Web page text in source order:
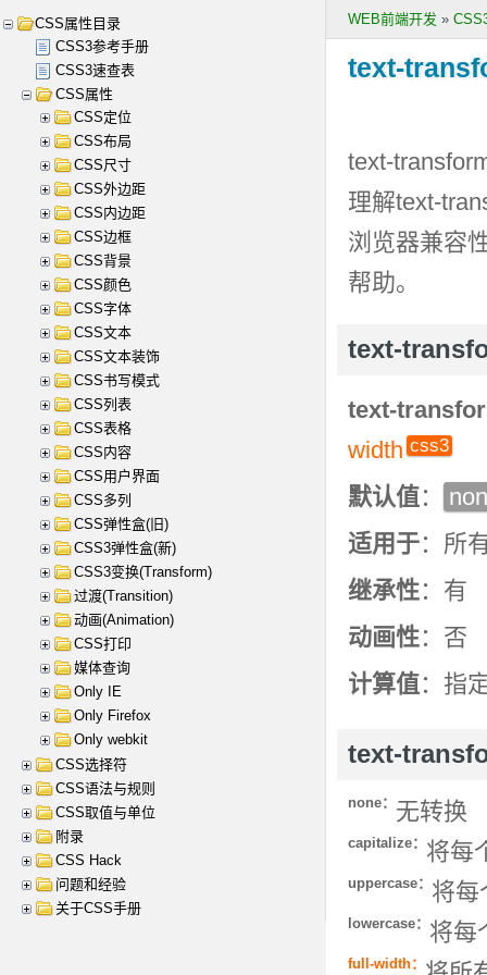
WEB前端开发 »
text-
text-
理解text-
浏览器兼容
帮助。
text-
text-
width
默认值：
适用于：所
继承性：有
动画性：否
计算值：指
text-
none： 无转换
capitalize： 将每
uppercase： 将每
lowercase： 将每
full-width：
CSS属性目录
CSS3参考手册
CSS3速查表
CSS属性
CSS定位
CSS布局
CSS尺寸
CSS外边距
CSS内边距
CSS边框
CSS背景
CSS颜色
CSS字体
CSS文本
CSS文本装饰
CSS书写模式
CSS列表
CSS表格
CSS内容
CSS用户界面
CSS多列
CSS弹性盒(旧)
CSS3弹性盒(新)
CSS3变换(Transform)
过渡(Transition)
动画(Animation)
CSS打印
媒体查询
Only IE
Only Firefox
Only webkit
CSS选择符
CSS语法与规则
CSS取值与单位
附录
CSS Hack
问题和经验
关于CSS手册